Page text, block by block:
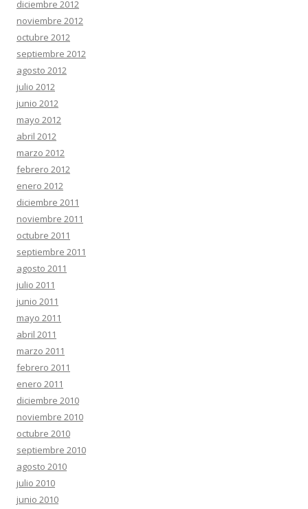
diciembre 2012
noviembre 2012
octubre 2012
septiembre 2012
agosto 2012
julio 2012
junio 2012
mayo 2012
abril 2012
marzo 2012
febrero 2012
enero 2012
diciembre 2011
noviembre 2011
octubre 2011
septiembre 2011
agosto 2011
julio 2011
junio 2011
mayo 2011
abril 2011
marzo 2011
febrero 2011
enero 2011
diciembre 2010
noviembre 2010
octubre 2010
septiembre 2010
agosto 2010
julio 2010
junio 2010